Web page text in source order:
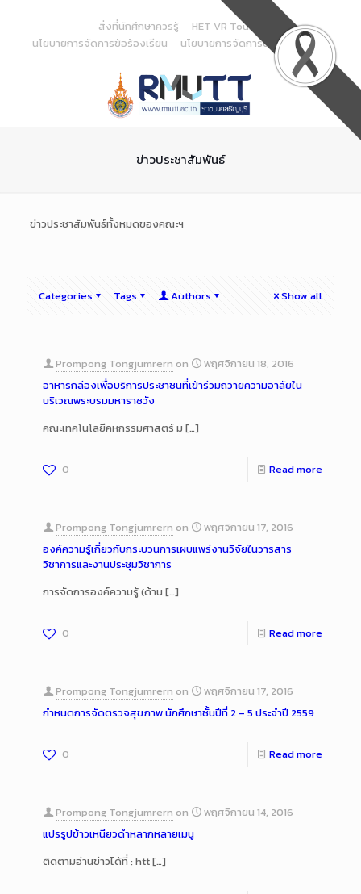
Content
สิ่งที่นักศึกษาควรรู้
HET VR Tour
นโยบายการจัดการข้อร้องเรียน
นโยบายการจัดการด้านสารสนเทศ
ข่าวประชาสัมพันธ์
ข่าวประชาสัมพันธ์ทั้งหมดของคณะฯ
Categories Tags Authors Show all
Prompong Tongjumrern on
พฤศจิกายน 18, 2016
อาหารกล่องเพื่อบริการประชาชนที่เข้าร่วมถวายความอาลัยใน
บริเวณพระบรมมหาราชวัง
คณะเทคโนโลยีคหกรรมศาสตร์ ม […]
0 Read more
Prompong Tongjumrern on
พฤศจิกายน 17, 2016
องค์ความรู้เกี่ยวกับกระบวนการเผบแพร่งานวิจัยในวารสาร
วิชาการและงานประชุมวิชาการ
การจัดการองค์ความรู้ (ด้าน […]
0 Read more
Prompong Tongjumrern on
พฤศจิกายน 17, 2016
กำหนดการจัดตรวจสุขภาพ นักศึกษาชั้นปีที่ 2 – 5 ประจำปี 2559
0 Read more
Prompong Tongjumrern on
พฤศจิกายน 14, 2016
แปรรูปข้าวเหนียวดำหลากหลายเมนู
ติดตามอ่านข่าวได้ที่ : htt[…]